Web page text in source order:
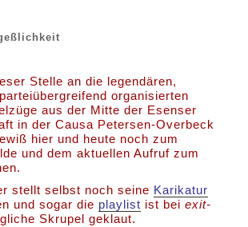
Stelle an die legendären,
organisierten
aus der Mitte der Esenser
in der Causa Petersen-Overbeck
hier und heute noch zum
und dem aktuellen Aufruf zum
stellt selbst noch seine Karikatur
und sogar die playlist ist beiexit-
Skrupel geklaut.